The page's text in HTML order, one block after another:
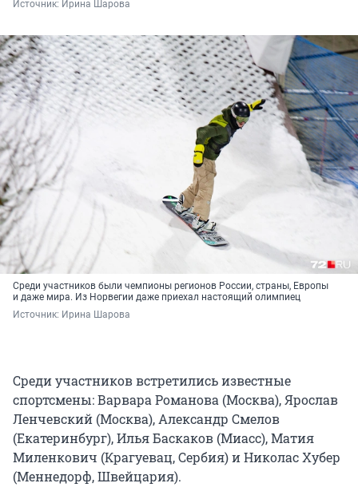
Источник: Ирина Шарова
Среди участников были чемпионы регионов России, страны, Европы
и даже мира. Из Норвегии даже приехал настоящий олимпиец
Источник: Ирина Шарова
Среди участников встретились известные
спортсмены: Варвара Романова (Москва), Ярослав
Ленчевский (Москва), Александр Смелов
(Екатеринбург), Илья Баскаков (Миасс), Матия
Миленкович (Крагуевац, Сербия) и Николас Хубер
(Меннедорф, Швейцария).